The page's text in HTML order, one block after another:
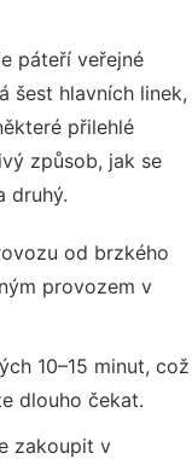
páteří veřejné
šest hlavních linek,
přilehlé
způsob, jak se
druhý.
od brzkého
provozem v
10–15 minut, což
dlouho čekat.
zakoupit v